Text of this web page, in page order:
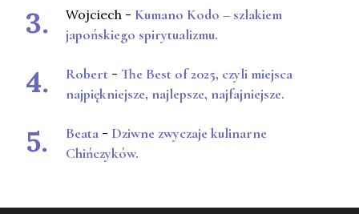
Wojciech - Kumano Kodo – szlakiem
japońskiego spirytualizmu.
Robert - The Best of 2025, czyli miejsca
najpiękniejsze, najlepsze, najfajniejsze.
Beata - Dziwne zwyczaje kulinarne
Chińczyków.